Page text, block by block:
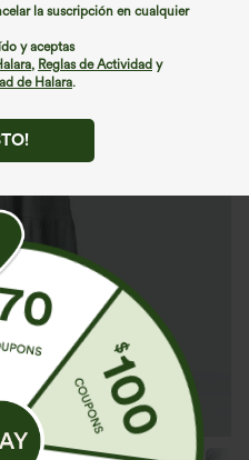
la suscripción en cualquier
y aceptas
, Reglas de Actividad y
de Halara.